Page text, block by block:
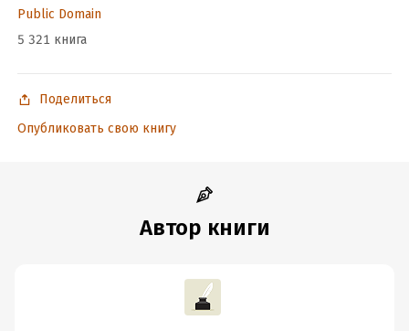
Public Domain
5 321 книга
Поделиться
Опубликовать свою книгу
Автор книги